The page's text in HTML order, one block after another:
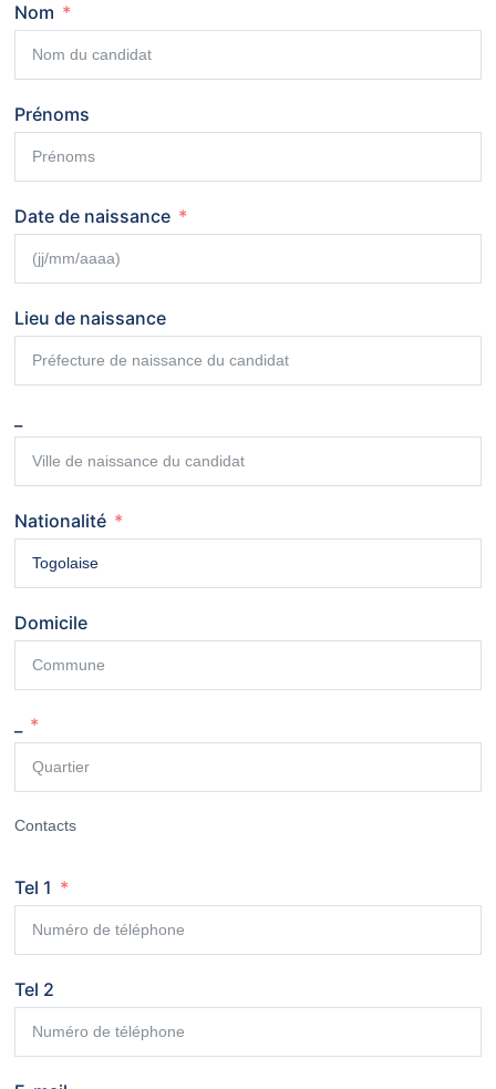
Nom
Prénoms
Date de naissance
Lieu de naissance
Nationalité
Domicile
Contacts
Tel 1
Tel 2